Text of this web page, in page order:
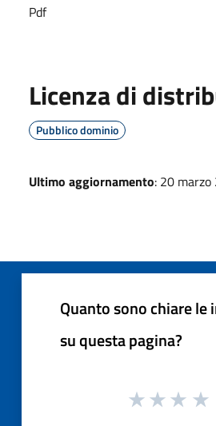
Pdf
Licenza di
Pubblico dominio
Ultimo aggiornamento: 20
Quanto sono chiare
su questa pagina?